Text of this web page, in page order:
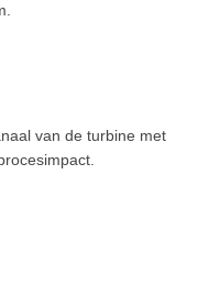
van de turbine met